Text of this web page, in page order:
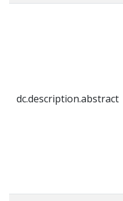
dc.description.abstract